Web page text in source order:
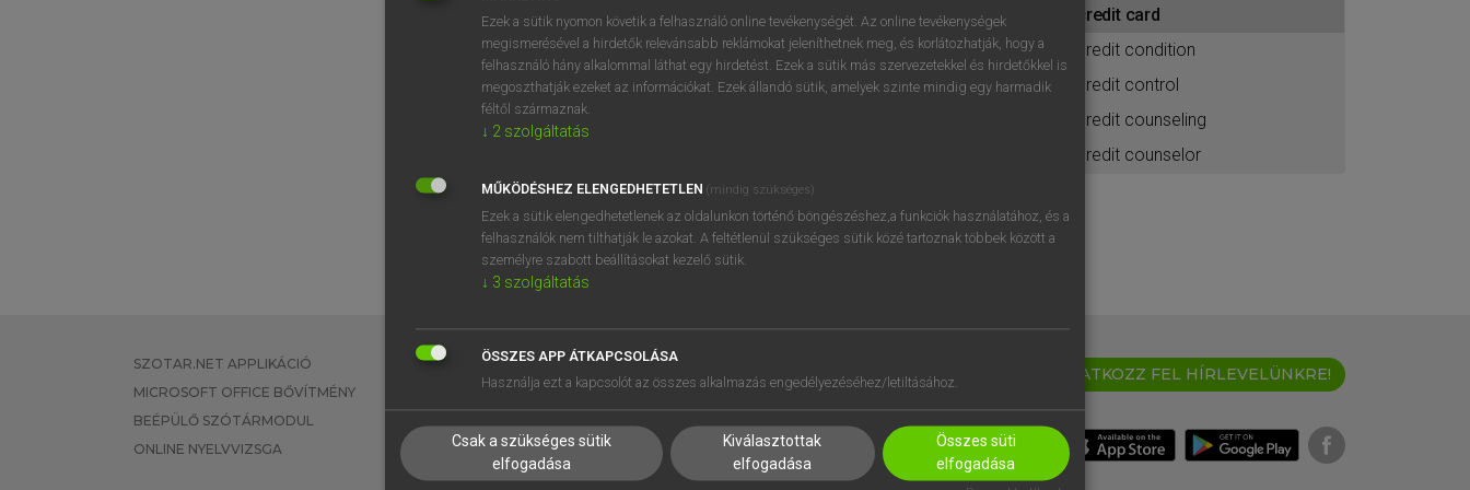
BELÉPÉS
próbaverziójának elindításához
regisztrálok ésbelépek.
REGISZTRÁCIÓ
credit card
credit condition
credit control
credit counseling
credit counselor
SZOTAR.NET APPLIKÁCIÓ
MICROSOFT OFFICE BŐVÍTMÉNY
BEÉPÜLŐ SZÓTÁRMODUL
ONLINE NYELVVIZSGA
EGYÉNI FELHASZNÁLÓKNAK
TANULÓKNAK
VÁLLALATI MEGOLDÁSOK
SÚGÓ
RÓLUNK
SÜTI BEÁLLÍTÁSOK
IRATKOZZ FEL HÍRLEVELÜNKRE!
Ezek a sütik nyomon követik a felhasználó online tevékenységét. Az online tevékenységek
megismerésével a hirdetők relevánsabb reklámokat jeleníthetnek meg, és korlátozhatják, hogy a
felhasználó hány alkalommal láthat egy hirdetést. Ezek a sütik más szervezetekkel és hirdetőkkel is
megoszthatják ezeket az információkat. Ezek állandó sütik, amelyek szinte mindig egy harmadik
féltől származnak.
↓ 2 szolgáltatás
MŰKÖDÉSHEZ ELENGEDHETETLEN (mindig szükséges)
Ezek a sütik elengedhetetlenek az oldalunkon történő böngészéshez,a funkciók használatához, és a
felhasználók nem tilthatják le azokat. A feltétlenül szükséges sütik közé tartoznak többek között a
személyre szabott beállításokat kezelő sütik.
↓ 3 szolgáltatás
ÖSSZES APP ÁTKAPCSOLÁSA
Használja ezt a kapcsolót az összes alkalmazás engedélyezéséhez/letiltásához.
Csak a szükséges sütik
elfogadása
Kiválasztottak
elfogadása
Összes süti
elfogadása